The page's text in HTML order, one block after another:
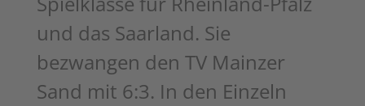
und das Saarland. Sie
bezwangen den TV Mainzer
Sand mit 6:3. In den Einzeln